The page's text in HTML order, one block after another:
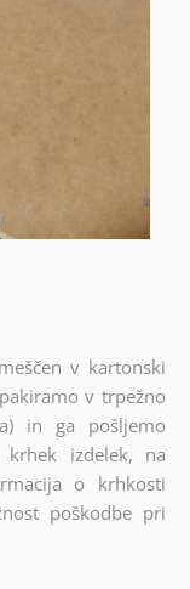
v kartonski
v trpežno
in ga pošljemo
izdelek, na
o krhkosti
poškodbe pri